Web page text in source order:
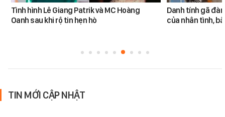
Tình hình Lê Giang Patrik và MC Hoàng
Oanh sau khi rộ tin hẹn hò
Danh tính gã
của nhân tình,
TIN MỚI CẬP NHẬT